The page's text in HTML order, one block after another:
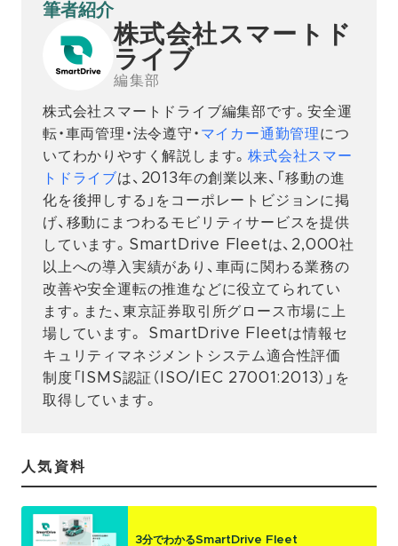
筆者紹介
株式会社スマートド
ライブ
編集部
株式会社スマートドライブ編集部です。安全運
転・車両管理・法令遵守・ マイカー通勤管理につ
いてわかりやすく解説します。株式会社スマー
トドライブは、2013年の創業以来、「移動の進
化を後押しする」をコーポレートビジョンに掲
げ、移動にまつわるモビリティサービスを提供
しています。SmartDrive Fleetは、2,000社
以上への導入実績があり、車両に関わる業務の
改善や安全運転の推進などに役立てられてい
ます。また、東京証券取引所グロース市場に上
場しています。 SmartDrive Fleetは情報セ
キュリティマネジメントシステム適合性評価
制度「ISMS認証（ISO/IEC 27001:2013）」を
取得しています。
人気資料
3分でわかるSmartDrive Fleet